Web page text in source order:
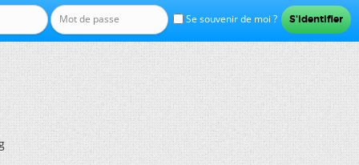
Se souvenir de moi ?